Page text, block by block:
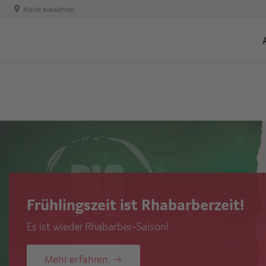
Markt auswählen
Poulet-Passion
Geflügeltes Glück vom Hof auf den Teller
Mehr erfahren